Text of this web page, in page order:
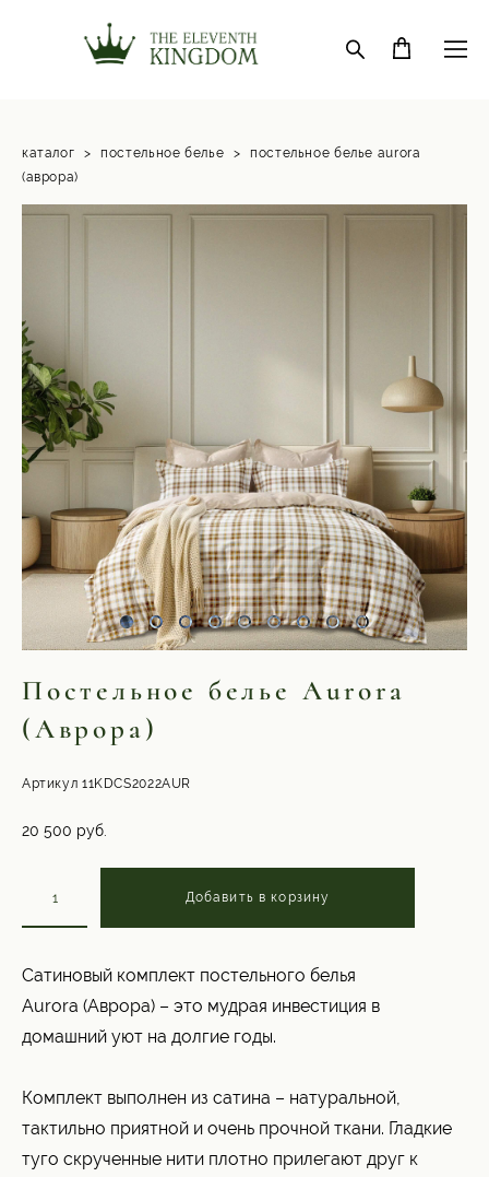
каталог > постельное белье >
постельное белье aurora
(аврора)
Постельное белье Aurora
(Аврора)
Артикул 11KDCS2022AUR
20 500 pуб.
Добавить в корзину
Сатиновый комплект постельного белья
Aurora (Аврора) – это мудрая инвестиция в
домашний уют на долгие годы.
Комплект выполнен из сатина – натуральной,
тактильно приятной и очень прочной ткани. Гладкие
туго скрученные нити плотно прилегают друг к